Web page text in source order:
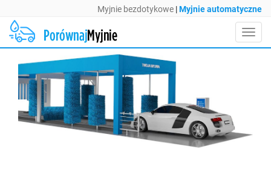
Myjnie bezdotykowe |Myjnie automatyczne